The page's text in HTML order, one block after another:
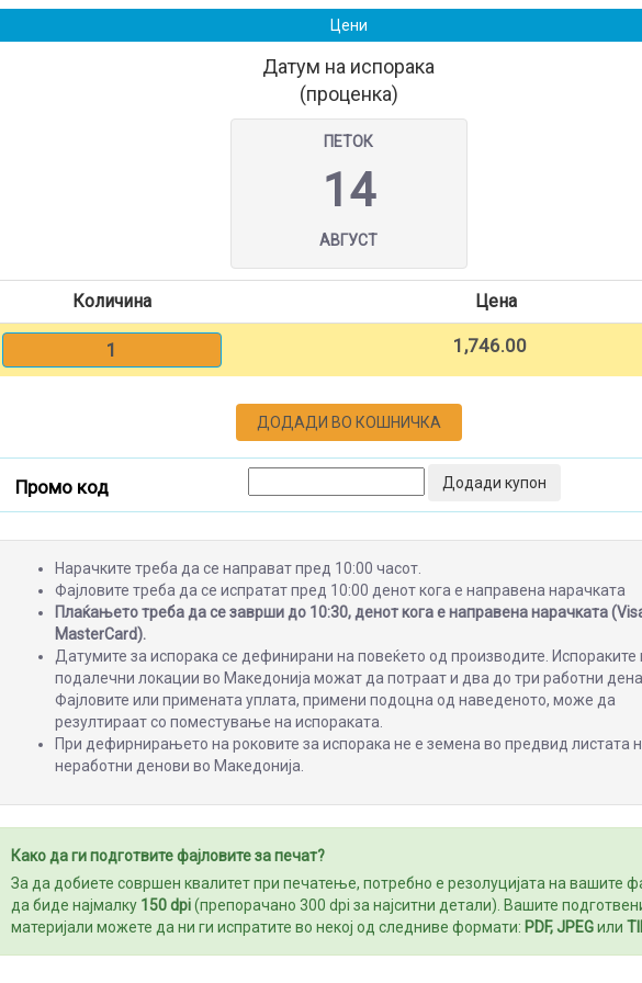
Цени
Датум на испорака
(проценка)
ПЕТОК
14
АВГУСТ
Количина Цена
1 1,746.00
ДОДАДИ ВО КОШНИЧКА
Промо код Додади купон
Нарачките треба да се направат пред 10:00 часот.
Фајловите треба да се испратат пред 10:00 денот кога е направена нарачката
Плаќањето треба да се заврши до 10:30, денот кога е направена нарачката
MasterCard).
Датумите за испорака се дефинирани на повеќето од производите. Испораките
подалечни локации во Македонија можат да потраат и два до три работни
Фајловите или примената уплата, примени подоцна од наведеното, може да
резултираат со поместување на испораката.
При дефирнирањето на роковите за испорака не е земена во предвид листата
неработни денови во Македонија.
Како да ги подготвите фајловите за печат?
За да добиете совршен квалитет при печатење, потребно е резолуцијата на вашите
да биде најмалку150 dpi (препорачано 300 dpi за најситни детали). Вашите
материјали можете да ни ги испратите во некој од следниве формати: PDF, JPEG или